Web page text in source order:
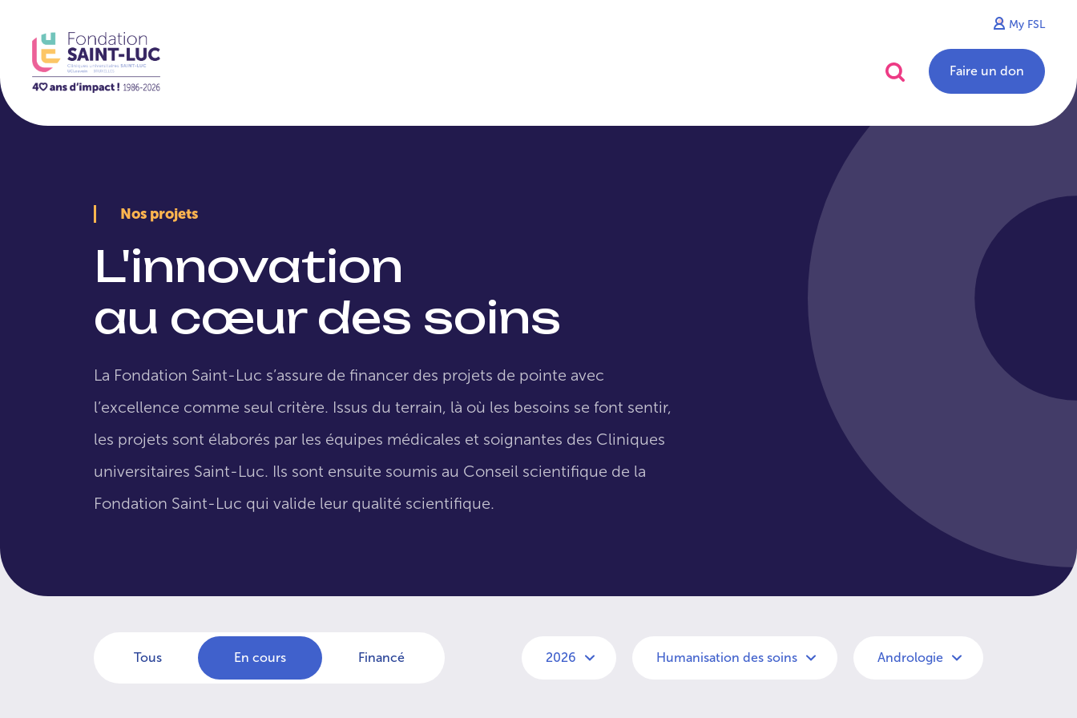
My FSL
Faire un don
Nos projets
L'innovation
au cœur des soins
La Fondation Saint-Luc s’assure de financer des projets de pointe avec
l’excellence comme seul critère. Issus du terrain, là où les besoins se font sentir,
les projets sont élaborés par les équipes médicales et soignantes des Cliniques
universitaires Saint-Luc. Ils sont ensuite soumis au Conseil scientifique de la
Fondation Saint-Luc qui valide leur qualité scientifique.
Tous En cours Financé 2026 Humanisation des soins Andrologie